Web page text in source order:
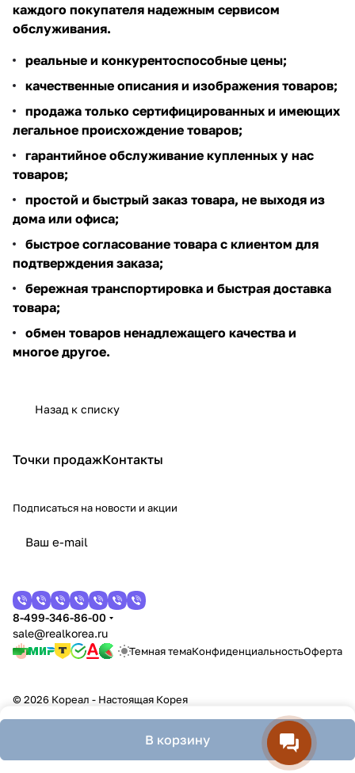
каждого покупателя надежным сервисом
обслуживания.
реальные и конкурентоспособные цены;
качественные описания и изображения товаров;
продажа только сертифицированных и имеющих
легальное происхождение товаров;
гарантийное обслуживание купленных у нас
товаров;
простой и быстрый заказ товара, не выходя из
дома или офиса;
быстрое согласование товара с клиентом для
подтверждения заказа;
бережная транспортировка и быстрая доставка
товара;
обмен товаров ненадлежащего качества и
многое другое.
Назад к списку
В корзину
Точки продажКонтакты
Подписаться на новости и акции
8-499-346-86-00
sale@realkorea.ru
Темная темаКонфиденциальностьОферта
© 2026 Кореал - Настоящая Корея